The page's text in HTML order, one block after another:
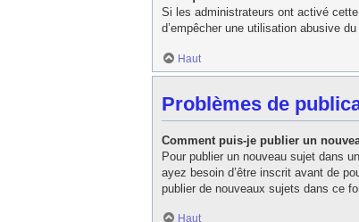
Si les administrateurs ont activé
d’empêcher une utilisation abusive
Haut
Problèmes de
Comment puis-je publier un
Pour publier un nouveau sujet dans
ayez besoin d’être inscrit avant de
publier de nouveaux sujets dans ce
Haut